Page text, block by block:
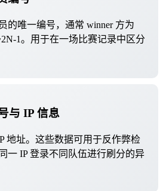
的唯一编号，通常 winner 方为
1。用于在一场比赛记录中区分
与 IP 信息
地址。这些数据可用于反作弊检
IP 登录不同队伍进行刷分的异